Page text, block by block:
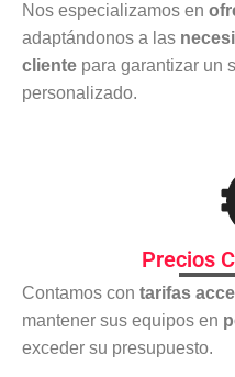
Nos especializamos en
adaptándonos a las
cliente para garantizar un
personalizado.
Precios
Contamos con tarifas
mantener sus equipos en
exceder su presupuesto.